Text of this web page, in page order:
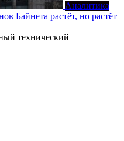
Аналитика
Байнета растёт, но растёт
технический